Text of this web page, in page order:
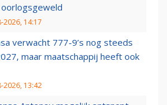
2026, 14:17
verwacht 777-9’s nog steeds
maar maatschappij heeft ook
2026, 13:42